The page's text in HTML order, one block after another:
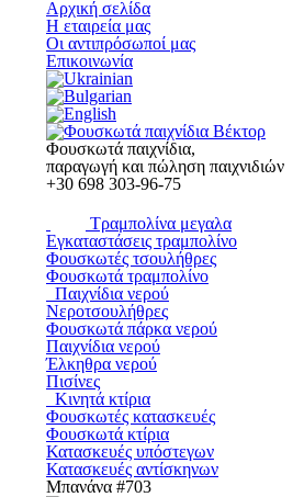
Αρχική σελίδα
Η εταιρεία μας
Οι αντιπρόσωποί μας
Επικοινωνία
Φουσκωτά παιχνίδια,
παραγωγή και πώληση παιχνιδιών
+30 698 303-96-75
Τραμπολίνα μεγαλα
Εγκαταστάσεις τραμπολίνο
Φουσκωτές τσουλήθρες
Φουσκωτά τραμπολίνο
Παιχνίδια νερού
Νεροτσουλήθρες
Φουσκωτά πάρκα νερού
Παιχνίδια νερού
Έλκηθρα νερού
Πισίνες
Κινητά κτίρια
Φουσκωτές κατασκευές
Φουσκωτά κτίρια
Κατασκευές υπόστεγων
Κατασκευές αντίσκηνων
Μπανάνα #703